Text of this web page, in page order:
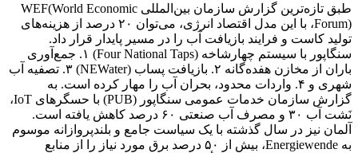
طبق تازه‌ترین گزارش سازمان بین‌المللی WEF(World Economic
Forum)، با این مدل اقتصاد انرژی، می‌توان ۲۰ درصد از هزینه‌های
تولید کاست و فرایند بازیافت آب را در مسیر پایدار قرار داد.
سنگاپور با سیستم چهارشاخه (Four National Taps) ۱. جمع‌آوری
باران از مخازن هفده‌گانه ۲. بازیافت پساب (NEWater) ۳. تصفیه آب
شهری و ۴. واردات محدود، بحران آب را مهار کرده است. به
گزارش سازمان خدمات عمومی سنگاپور (PUB) با حسگرهای IoT،
نَشت آب ۳۰ و مصرف آب صنعتی ۶۰ درصد کاهش یافته است.
آلمان نیز در سال گذشته با یک سیاست جامع و بلندپروازانه موسوم
به Energiewende، بیش از ۵۰ درصد برق مورد نیاز را از منابع